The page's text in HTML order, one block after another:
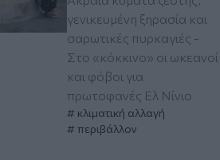
γενικευμένη ξηρασία και
σαρωτικές πυρκαγιές -
Στο «κόκκινο» οι ωκεανοί
και φόβοι για
πρωτοφανές Ελ Νίνιο
κλιματική αλλαγή
περιβάλλον